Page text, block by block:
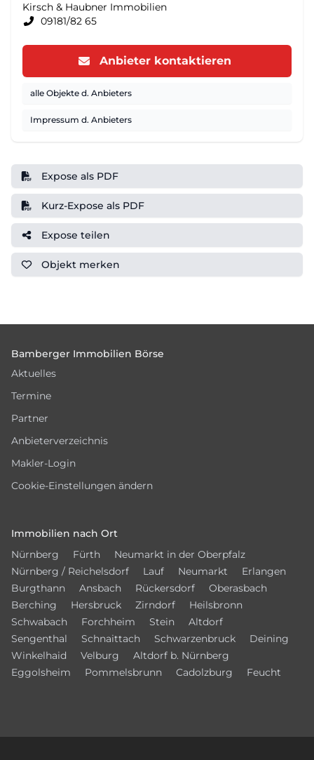
Kirsch & Haubner Immobilien
09181/82 65
Anbieter kontaktieren
alle Objekte d. Anbieters
Impressum d. Anbieters
Expose als PDF
Kurz-Expose als PDF
Expose teilen
Objekt merken
Bamberger Immobilien Börse
Aktuelles
Termine
Partner
Anbieterverzeichnis
Makler-Login
Cookie-Einstellungen ändern
Immobilien nach Ort
Nürnberg
Fürth
Neumarkt in der Oberpfalz
Nürnberg / Reichelsdorf
Lauf Neumarkt
Erlangen
Burgthann
Ansbach Rückersdorf
Oberasbach
Berching
Hersbruck Zirndorf
Heilsbronn
Schwabach
Forchheim Stein
Altdorf
Sengenthal
Schnaittach Schwarzenbruck
Deining
Winkelhaid
Velburg
Altdorf b. Nürnberg
Eggolsheim
Pommelsbrunn Cadolzburg Feucht